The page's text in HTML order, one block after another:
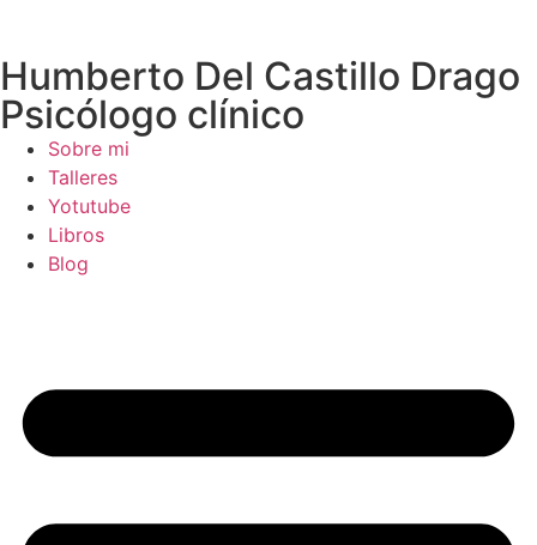
Humberto Del Castillo Drago
Psicólogo clínico
Sobre mi
Talleres
Yotutube
Libros
Blog